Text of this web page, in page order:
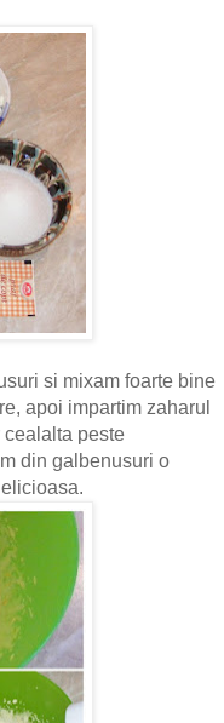
si mixam foarte bine
apoi impartim zaharul
cealalta peste
din galbenusuri o